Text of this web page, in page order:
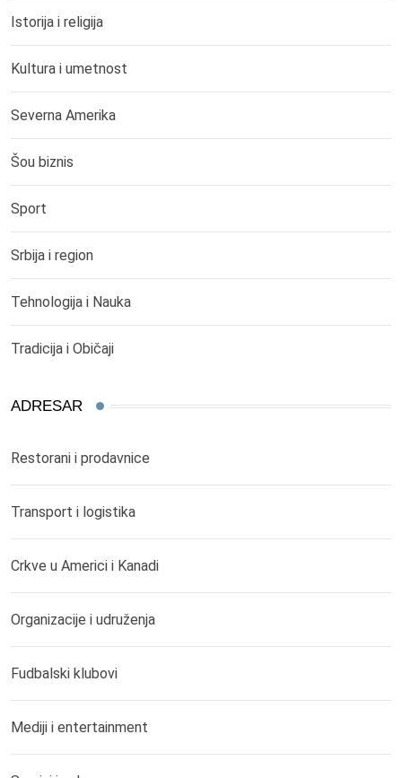
Istorija i religija
Kultura i umetnost
Severna Amerika
Šou biznis
Sport
Srbija i region
Tehnologija i Nauka
Tradicija i Običaji
ADRESAR
Restorani i prodavnice
Transport i logistika
Crkve u Americi i Kanadi
Organizacije i udruženja
Fudbalski klubovi
Mediji i entertainment